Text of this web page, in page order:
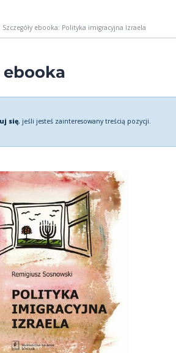
Szczegóły ebooka: Polityka imigracyjna Izraela
ebooka
się, jeśli jesteś zainteresowany treścią pozycji.